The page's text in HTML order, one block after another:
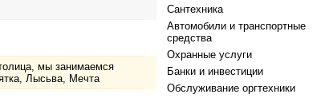
мы занимаемся
Лысьва, Мечта
Сантехника
Автомобили и транспортные
средства
Охранные услуги
Банки и инвестиции
Обслуживание оргтехники